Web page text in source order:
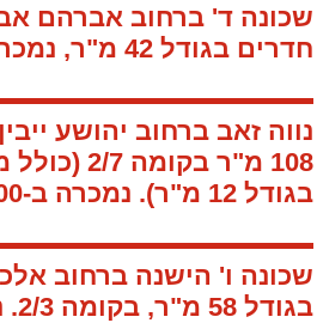
שכונה ד' ברחוב אברהם
חדרים בגודל 42 מ"ר,
נמכרה ב-
נווה זאב ברחוב יהושע
108 מ"ר בקומה 2/7 (כולל
בגודל 12 מ"ר).
נמכרה ב-1,330,000 ש"ח.
שכונה ו' הישנה ברחוב
בגודל 58 מ"ר, בקומה 2/3.